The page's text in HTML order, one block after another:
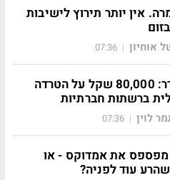
אין יותר תירוץ לישיבות
אוחיון |
07:36
העליון אשרר: 80,000 שקל על הטרדה
ברשתות חברתיות
לוין |
07:36
את אמדוקס - או
עוד לפניה?